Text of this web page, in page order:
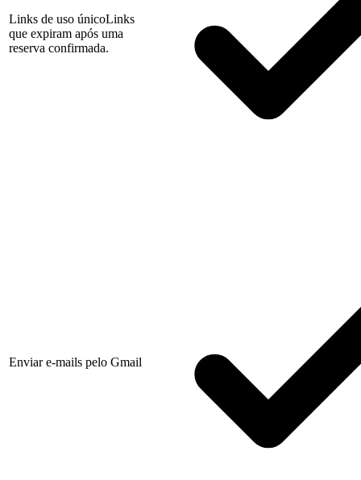
Links de uso únicoLinks
que expiram após uma
reserva confirmada.
Enviar e-mails pelo Gmail